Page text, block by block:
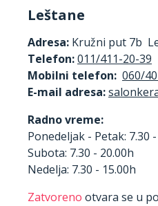
Leštane
Adresa: Kružni put 7b
Telefon:011/411-20-39
Mobilni telefon: 060/
E-mail adresa:
Radno vreme:
Ponedeljak - Petak: 7.30
Subota: 7.30 - 20.00h
Nedelja: 7.30 - 15.00h
Zatvoreno otvara se u